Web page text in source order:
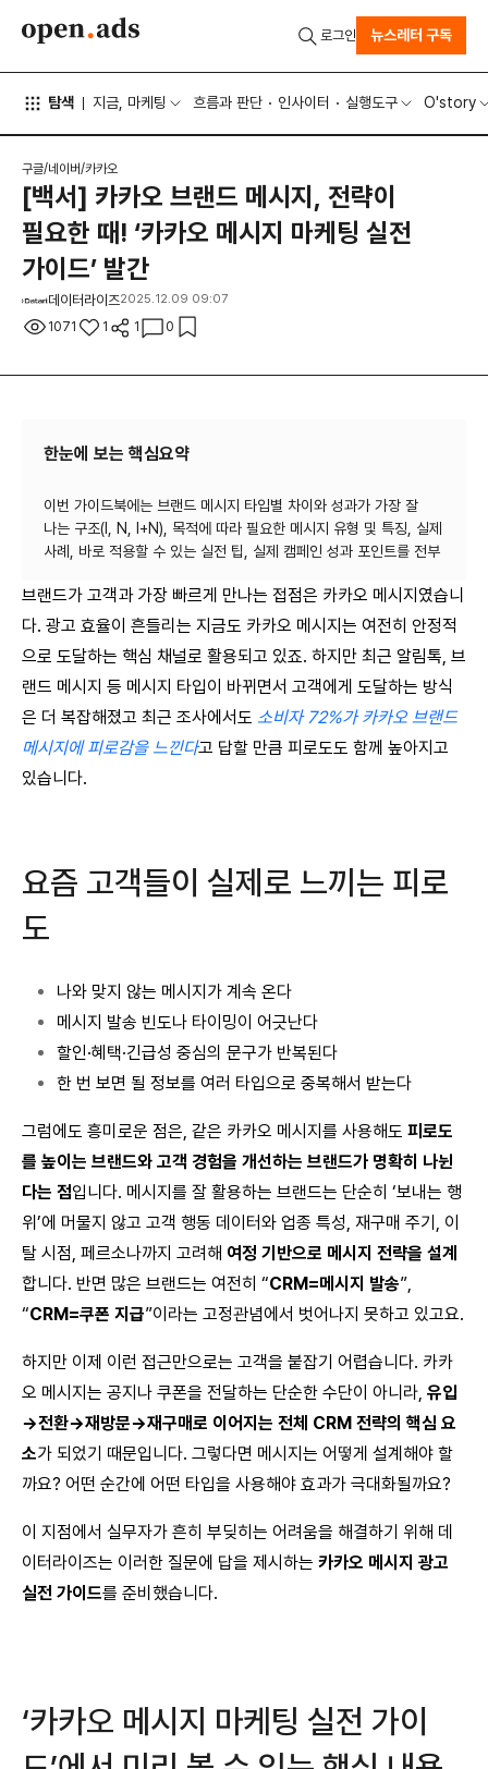
탐색 지금, 마케팅 흐름과 판단 인사이터 실행도구 O'story
로그인 뉴스레터 구독
구글/네이버/카카오
[백서] 카카오 브랜드 메시지, 전략이
필요한 때! ‘카카오 메시지 마케팅 실전
가이드’ 발간
데이터라이즈2025.12.09 09:07
1071 1 1 0
한눈에 보는 핵심요약
이번 가이드북에는 브랜드 메시지 타입별 차이와 성과가 가장 잘
나는 구조(I, N, I+N), 목적에 따라 필요한 메시지 유형 및 특징, 실제
브랜드가 고객과 가장 빠르게 만나는 접점은 카카오 메시지였습니
다. 광고 효율이 흔들리는 지금도 카카오 메시지는 여전히 안정적
으로 도달하는 핵심 채널로 활용되고 있죠. 하지만 최근 알림톡, 브
랜드 메시지 등 메시지 타입이 바뀌면서 고객에게 도달하는 방식
은 더 복잡해졌고 최근 조사에서도 소비자 72%가 카카오 브랜드
메시지에 피로감을 느낀다고 답할 만큼 피로도도 함께 높아지고
있습니다.
요즘 고객들이 실제로 느끼는 피로
도
나와 맞지 않는 메시지가 계속 온다
메시지 발송 빈도나 타이밍이 어긋난다
할인·혜택·긴급성 중심의 문구가 반복된다
한 번 보면 될 정보를 여러 타입으로 중복해서 받는다
그럼에도 흥미로운 점은, 같은 카카오 메시지를 사용해도 피로도
를 높이는 브랜드와 고객 경험을 개선하는 브랜드가 명확히 나뉜
다는 점입니다. 메시지를 잘 활용하는 브랜드는 단순히 ‘보내는 행
위’에 머물지 않고 고객 행동 데이터와 업종 특성, 재구매 주기, 이
탈 시점, 페르소나까지 고려해 여정 기반으로 메시지 전략을 설계
합니다. 반면 많은 브랜드는 여전히 “CRM=메시지 발송”,
“CRM=쿠폰 지급”이라는 고정관념에서 벗어나지 못하고 있고요.
하지만 이제 이런 접근만으로는 고객을 붙잡기 어렵습니다. 카카
오 메시지는 공지나 쿠폰을 전달하는 단순한 수단이 아니라, 유입
→전환→재방문→재구매로 이어지는 전체 CRM 전략의 핵심 요
소가 되었기 때문입니다. 그렇다면 메시지는 어떻게 설계해야 할
까요? 어떤 순간에 어떤 타입을 사용해야 효과가 극대화될까요?
이 지점에서 실무자가 흔히 부딪히는 어려움을 해결하기 위해 데
이터라이즈는 이러한 질문에 답을 제시하는 카카오 메시지 광고
실전 가이드를 준비했습니다.
‘카카오 메시지 마케팅 실전 가이